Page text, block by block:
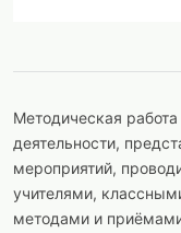
Методическая
деятельности,
мероприятий,
учителями,
методами и